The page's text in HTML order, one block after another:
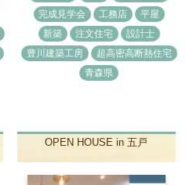
完成見学会 工務店 平屋
新築 注文住宅 設計士
豊川建築工房 超高密高断熱住宅
青森県
OPEN HOUSE in 五戸